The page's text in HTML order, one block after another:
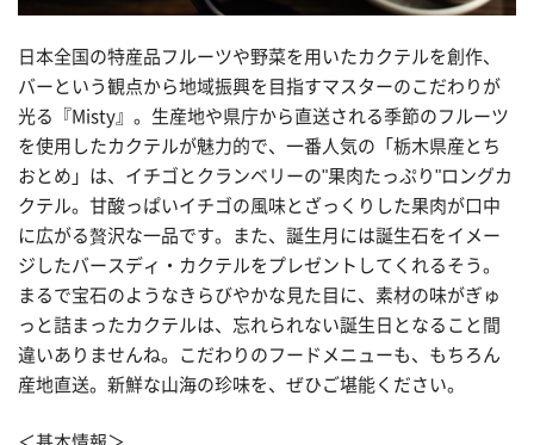
日本全国の特産品フルーツや野菜を用いたカクテルを創作、
バーという観点から地域振興を目指すマスターのこだわりが
光る『Misty』。生産地や県庁から直送される季節のフルーツ
を使用したカクテルが魅力的で、一番人気の「栃木県産とち
おとめ」は、イチゴとクランベリーの"果肉たっぷり"ロングカ
クテル。甘酸っぱいイチゴの風味とざっくりした果肉が口中
に広がる贅沢な一品です。また、誕生月には誕生石をイメー
ジしたバースディ・カクテルをプレゼントしてくれるそう。
まるで宝石のようなきらびやかな見た目に、素材の味がぎゅ
っと詰まったカクテルは、忘れられない誕生日となること間
違いありませんね。こだわりのフードメニューも、もちろん
産地直送。新鮮な山海の珍味を、ぜひご堪能ください。